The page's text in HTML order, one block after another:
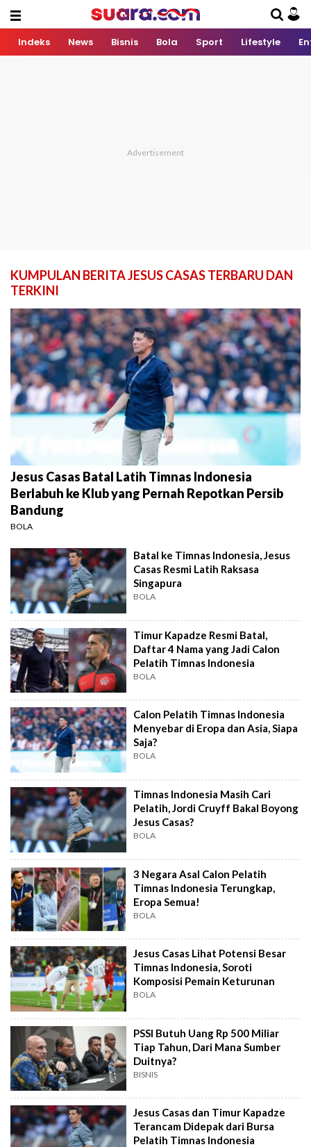
Indeks News Bisnis Bola Sport Lifestyle
KUMPULAN BERITA JESUS CASAS TERBARU DAN
TERKINI
Jesus Casas Batal Latih Timnas Indonesia
Berlabuh ke Klub yang Pernah Repotkan Persib
Bandung
BOLA
Batal ke Timnas Indonesia, Jesus
Casas Resmi Latih Raksasa
Singapura
BOLA
Timur Kapadze Resmi Batal,
Daftar 4 Nama yang Jadi Calon
Pelatih Timnas Indonesia
BOLA
Calon Pelatih Timnas Indonesia
Menyebar di Eropa dan Asia, Siapa
Saja?
BOLA
Timnas Indonesia Masih Cari
Pelatih, Jordi Cruyff Bakal Boyong
Jesus Casas?
BOLA
3 Negara Asal Calon Pelatih
Timnas Indonesia Terungkap,
Eropa Semua!
BOLA
Jesus Casas Lihat Potensi Besar
Timnas Indonesia, Soroti
Komposisi Pemain Keturunan
BOLA
PSSI Butuh Uang Rp 500 Miliar
Tiap Tahun, Dari Mana Sumber
Duitnya?
BISNIS
Jesus Casas dan Timur Kapadze
Terancam Didepak dari Bursa
Pelatih Timnas Indonesia